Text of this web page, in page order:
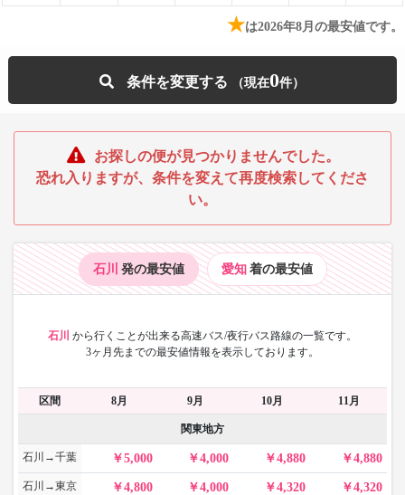
★は2026年8月の最安値です。
条件を変更する 0
お探しの便が見つかりませんでした。
恐れ入りますが、条件を変えて再度検索してくださ
い。
石川 発の最安値 愛知 着の最安値
石川 から行くことが出来る高速バス/夜行バス路線の一覧です。
3ヶ月先までの最安値情報を表示しております。
区間 8月 9月 10月 11月
関東地方
石川→千葉 5,000 4,000 4,880 4,880
石川→東京 4,800 4,000 4,320 4,320